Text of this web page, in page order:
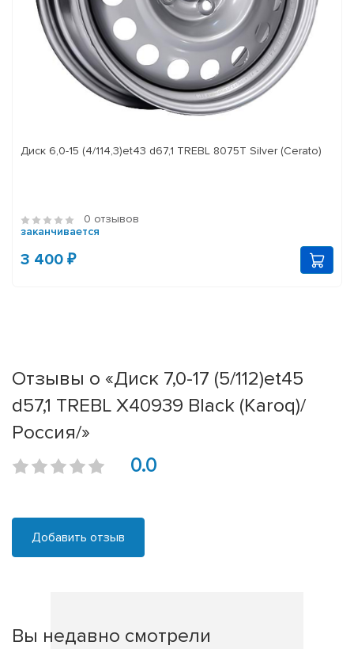
Диск 6,0-15 (4/114,3)et43 d67,1 TREBL 8075T Silver (Cerato)
0 отзывов
заканчивается
3 400 ₽
Отзывы о «Диск 7,0-17 (5/112)et45
d57,1 TREBL X40939 Black (Karoq)/
Россия/»
0.0
Добавить отзыв
Вы недавно смотрели